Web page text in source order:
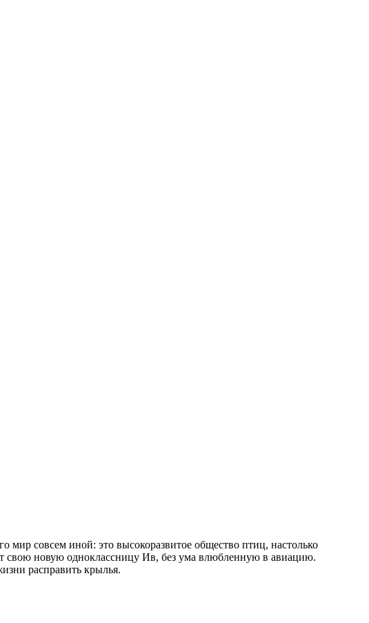
совсем иной: это высокоразвитое общество птиц, настолько
свою новую одноклассницу Ив, без ума влюбленную в авиацию.
расправить крылья.